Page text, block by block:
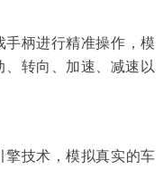
手柄进行精准操作，模
转向、加速、减速以
擎技术，模拟真实的车